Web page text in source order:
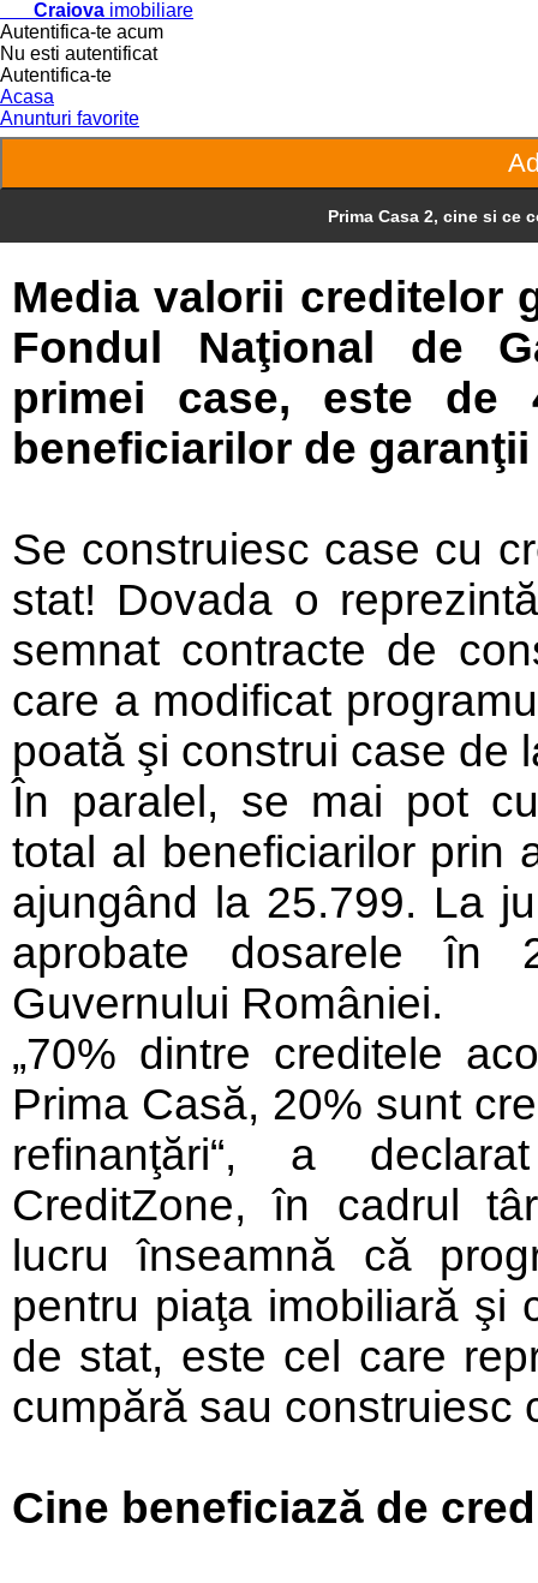
Craiova imobiliare
Autentifica-te acum
Nu esti autentificat
Autentifica-te
Acasa
Anunturi favorite
Prima Casa 2, cine si ce
Media valorii creditelor
Fondul Naţional de
primei case, este de
beneficiarilor de
Se construiesc case cu
stat! Dovada o
semnat contracte de
care a modificat
poată şi construi case de
În paralel, se mai pot
total al beneficiarilor prin
ajungând la 25.799. La
aprobate dosarele în
Guvernului României.
„70% dintre creditele
Prima Casă, 20% sunt
refinanţări“, a
CreditZone, în cadrul
lucru înseamnă că
pentru piaţa imobiliară şi
de stat, este cel care
cumpără sau construiesc
Cine beneficiază de